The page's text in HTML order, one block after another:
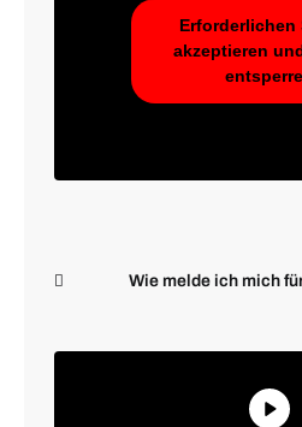
Erforderlichen
akzeptieren
Wie melde ich mich